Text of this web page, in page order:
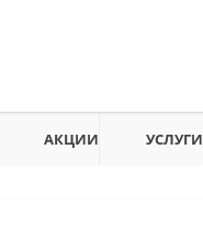
АКЦИИ УСЛУГИ